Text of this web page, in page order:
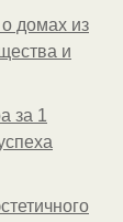
домах из
и
за 1